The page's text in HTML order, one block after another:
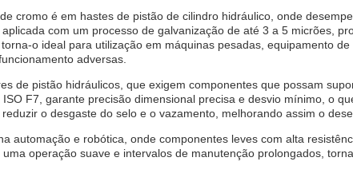
cromo é em hastes de pistão de cilindro hidráulico, onde
com um processo de galvanização de até 3 a 5 micrões,
o ideal para utilização em máquinas pesadas, equipamento
adversas.
de pistão hidráulicos, que exigem componentes que possam
F7, garante precisão dimensional precisa e desvio mínimo, o
o desgaste do selo e o vazamento, melhorando assim o
automação e robótica, onde componentes leves com alta
operação suave e intervalos de manutenção prolongados,